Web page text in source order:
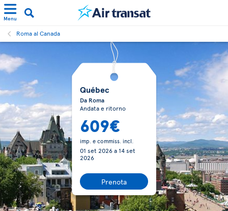
Menu
Roma al Canada
Québec
Da Roma
Andata e ritorno
609€
imp. e commiss. incl.
01 set 2026a 14 set
2026
Prenota